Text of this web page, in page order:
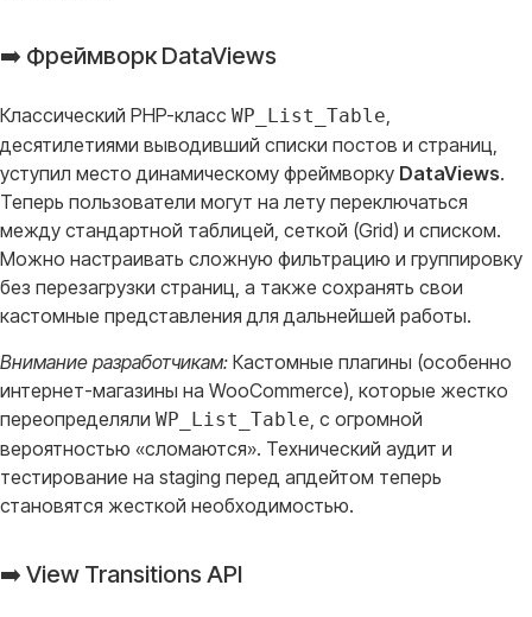
➡️ Фреймворк DataViews
Классический PHP-класс WP_List_Table,
десятилетиями выводивший списки постов и страниц,
уступил место динамическому фреймворку DataViews.
Теперь пользователи могут на лету переключаться
между стандартной таблицей, сеткой (Grid) и списком.
Можно настраивать сложную фильтрацию и группировку
без перезагрузки страниц, а также сохранять свои
кастомные представления для дальнейшей работы.
Внимание разработчикам: Кастомные плагины (особенно
интернет-магазины на WooCommerce), которые жестко
переопределяли WP_List_Table , с огромной
вероятностью «сломаются». Технический аудит и
тестирование на staging перед апдейтом теперь
становятся жесткой необходимостью.
➡️ View Transitions API